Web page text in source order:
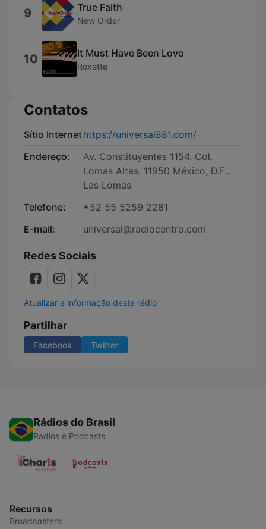
9 True Faith
New Order
10 It Must Have Been Love
Roxette
Contatos
Sítio Internethttps://universal881.com/
Endereço:
Av. Constituyentes 1154. Col.
Lomas Altas. 11950 México, D.F..
Las Lomas
Telefone:
+52 55 5259 2281
E-mail:
universal@radiocentro.com
Redes Sociais
Atualizar a informação desta rádio
Partilhar
Facebook Twitter
Rádios do Brasil
Radios e Podcasts
Recursos
Broadcasters